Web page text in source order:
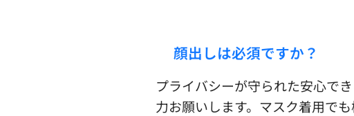
☑︎顔出しは必須ですか？
プライバシーが守られた安心で
力お願いします。マスク着用でも